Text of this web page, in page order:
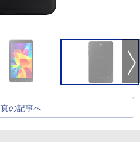
の記事へ